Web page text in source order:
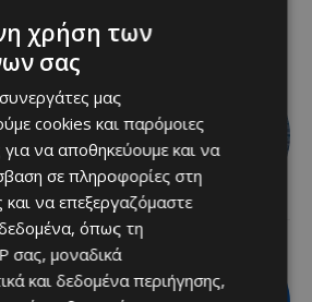
στον
παραδοσιακές
πρόγραμμα
κρασιά στην
χρήση των
σας
συνεργάτες μας
cookies και παρόμοιες
για να αποθηκεύουμε και να
σε πληροφορίες στη
να επεξεργαζόμαστε
όπως τη
σας, μοναδικά
και δεδομένα περιήγησης,